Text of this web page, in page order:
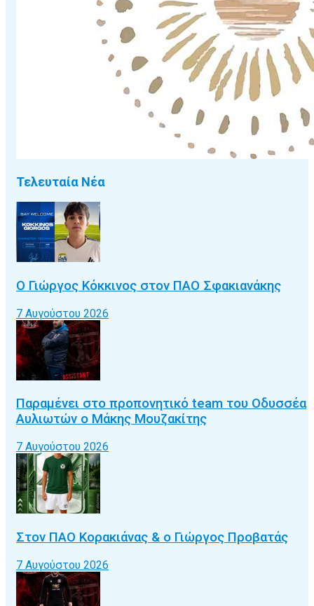
Τελευταία Νέα
Ο Γιώργος Κόκκινος στον ΠΑΟ Σφακιανάκης
7 Αυγούστου 2026
Παραμένει στο προπονητικό team του Οδυσσέα
Αυλιωτών ο Μάκης Μουζακίτης
7 Αυγούστου 2026
Στον ΠΑΟ Κορακιάνας & ο Γιώργος Προβατάς
7 Αυγούστου 2026